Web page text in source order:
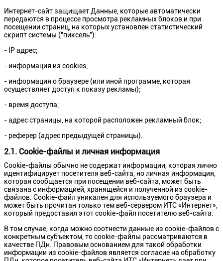
Интернет-сайт защищает Данные, которые автоматически
передаются в процессе просмотра рекламных блоков и при
посещении страниц, на которых установлен статистический
скрипт системы ("пиксель"):
- IP адрес;
- информация из cookies;
- информация о браузере (или иной программе, которая
осуществляет доступ к показу рекламы);
- время доступа;
- адрес страницы, на которой расположен рекламный блок;
- реферер (адрес предыдущей страницы).
2.1. Сookie-файлы и личная информация
Cookie-файлы обычно не содержат информации, которая лично
идентифицирует посетителя веб-сайта, но личная информация,
которая сообщается при посещении веб-сайта, может быть
связана с информацией, хранящейся и полученной из cookie-
файлов. Cookie-файл уникален для используемого браузера и
может быть прочитан только тем веб-сервером ИТС «Интернет»,
который предоставил этот cookie-файл посетителю веб-сайта.
В том случае, когда можно соотнести данные из cookie-файлов с
конкретным субъектом, то сookie-файлы рассматриваются в
качестве ПДн. Правовым основанием для такой обработки
информации из cookie-файлов является согласие на обработку